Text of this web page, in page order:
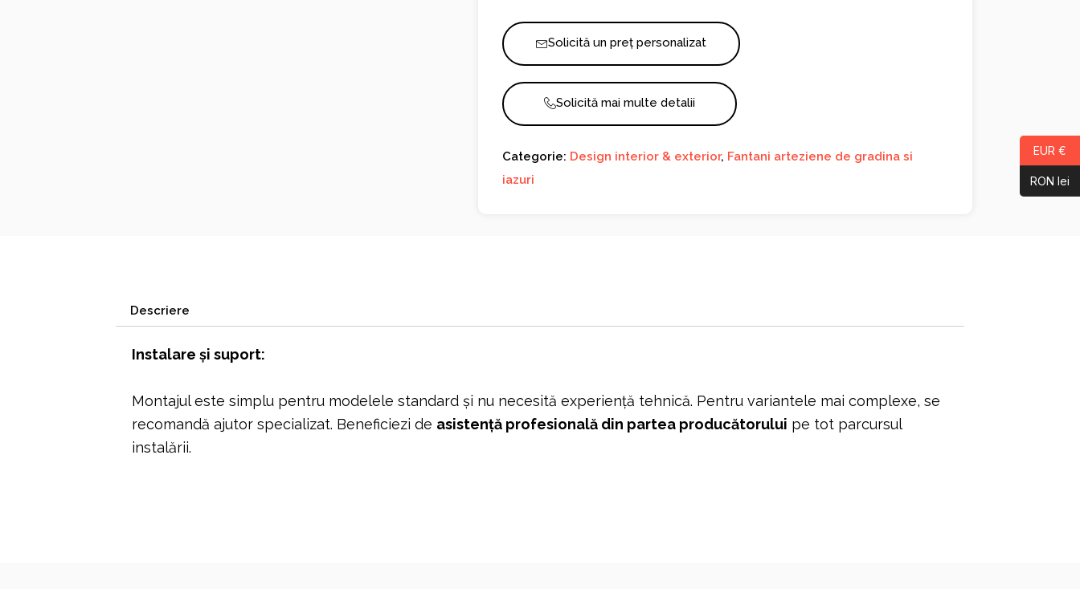
1136
Solicită un preț personalizat
Solicită mai multe detalii
Categorie: Design interior & exterior, Fantani arteziene de gradina si
iazuri
Descriere
Instalare și suport:
Montajul este simplu pentru modelele standard și nu necesită experiență tehnică. Pentru variantele mai complexe, se
recomandă ajutor specializat. Beneficiezi de asistență profesională din partea producătorului pe tot parcursul
instalării.
EUR €
RON lei